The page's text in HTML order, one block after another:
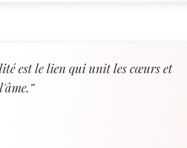
est le lien qui unit les cœurs et